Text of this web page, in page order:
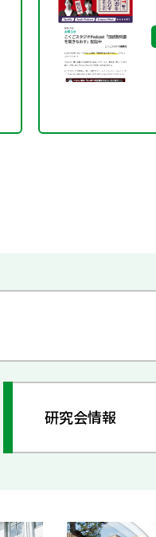
研究会情報